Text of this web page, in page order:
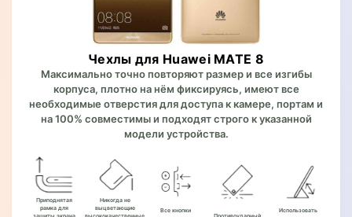
Чехлы для Huawei MATE 8
Максимально точно повторяют размер и все изгибы
корпуса, плотно на нём фиксируясь, имеют все
необходимые отверстия для доступа к камере, портам и
на 100% совместимы и подходят строго к указанной
модели устройства.
Приподнятая
рамка для
Никогда не
выцветающие
Все кнопки
Использовать